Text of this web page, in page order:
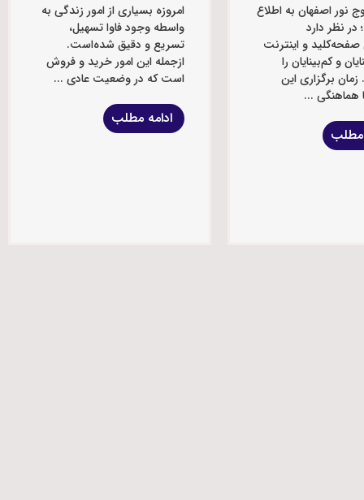
نور اصفهان به اطلاع
در نظر دارد
و اینترنت
و کم‌بینایان را
زمان برگزاری این
هماهنگی ...
مطلب
امروزه بسیاری از امور زندگی به
واسطه وجود فاوا تسهیل،
تسریع و دقیق شده‌است.
ازجمله این امور خرید و فروش
است که در وضعیت عادی ...
ادامه مطلب